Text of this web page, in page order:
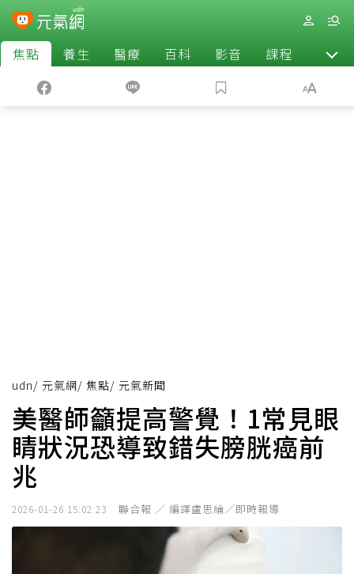
焦點 養生 醫療 百科 影音 課程 退休
udn/ 元氣網/ 焦點/ 元氣新聞
美醫師籲提高警覺！1常見眼
睛狀況恐導致錯失膀胱癌前
兆
2026-01-26 15:02:23 聯合報 ／ 編譯盧思綸／即時報導